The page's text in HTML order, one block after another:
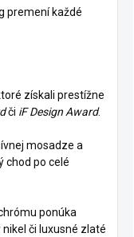
premení každé
získali prestížne
či iF Design Award.
mosadze a
chod po celé
ponúka
či luxusné zlaté